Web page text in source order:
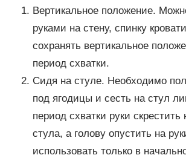
Вертикальное положение.
руками на стену, спинку
сохранять вертикальное
период схватки.
Сидя на стуле. Необходимо
под ягодицы и сесть на стул
период схватки руки скрестить
стула, а голову опустить на
использовать только в